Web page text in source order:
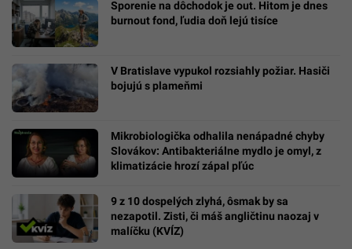
Sporenie na dôchodok je out. Hitom je dnes
burnout fond, ľudia doň lejú tisíce
V Bratislave vypukol rozsiahly požiar. Hasiči
bojujú s plameňmi
Mikrobiologička odhalila nenápadné chyby
Slovákov: Antibakteriálne mydlo je omyl, z
klimatizácie hrozí zápal pľúc
9 z 10 dospelých zlyhá, ôsmak by sa
nezapotil. Zisti, či máš angličtinu naozaj v
malíčku (KVÍZ)